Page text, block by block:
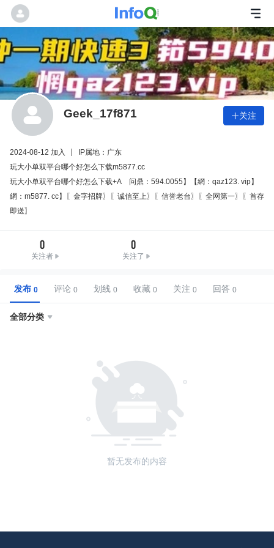
Geek_17f871 关注
2024-08-12 加入
IP属地：广东
玩大小单双平台哪个好怎么下载m5877.cc
玩大小单双平台哪个好怎么下载+Aゞ问鼎：594.0055】【網：qaz123. vip】
網：m5877. cc】〖金字招牌〗〖诚信至上〗〖信誉老台〗〖全网第一〗〖首存
即送〗
0
关注者
0
关注了
发布 评论 划线 收藏 关注 回答
全部分类 
暂无发布的内容